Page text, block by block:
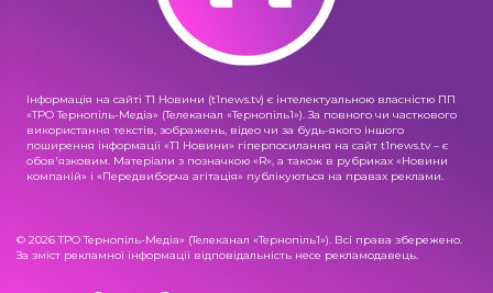
Інформація на сайті Т1 Новини (t1news.tv) є інтелектуальною власністю ПП
«ТРО Тернопіль-Медіа» (Телеканал «Тернопіль1»). За повного чи часткового
використання текстів, зображень, відео чи за будь-якого іншого
поширення інформації «Т1 Новини» гіперпосилання на сайт t1news.tv – є
обов'язковим. Матеріали з позначкою «R», а також в рубриках «Новини
компаній» і «Передвиборча агітація» публікуються на правах реклами.
© 2026 ТРО Тернопіль-Медіа» (Телеканал «Тернопіль1»). Всі права збережено.
За зміст рекламної інформації відповідальність несе рекламодавець.